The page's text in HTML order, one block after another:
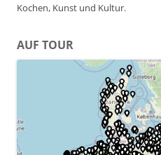
Kochen, Kunst und Kultur.
AUF TOUR